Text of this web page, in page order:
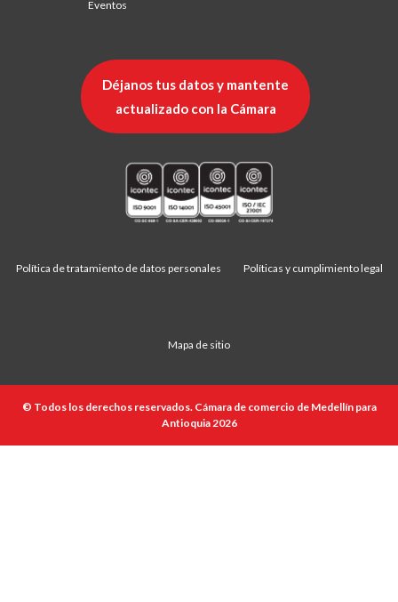
Eventos
Déjanos tus datos y mantente
actualizado con la Cámara
Política de tratamiento de datos personales Políticas y cumplimiento legal
Mapa de sitio
© Todos los derechos reservados. Cámara de comercio de Medellín para
Antioquia 2026